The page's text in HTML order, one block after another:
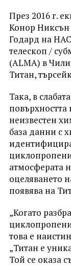
През 2016 г.
Конор Никсън
Годард на
телескоп /
(ALMA) в
Титан,
Така, в
повърхността
неизвестен
база данни с
атмосферата
оцеляването
появява на
„Когато
това е
„Титан е
Той се оказа